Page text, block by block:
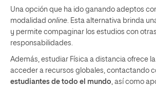
Una opción que ha ido ganando adeptos
modalidad online . Esta alternativa brinda
y permite compaginar los estudios con otras
responsabilidades.
Además, estudiar Física a distancia ofrece
acceder a recursos globales, contactando
estudiantes de todo el mundo , así como